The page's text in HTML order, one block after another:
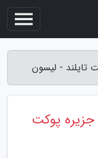
تایلند - لیسون
جزیره پوکت